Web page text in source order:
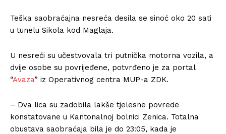
Teška saobraćajna nesreća desila se sinoć oko 20 sati
u tunelu Sikola kod Maglaja.
U nesreći su učestvovala tri putnička motorna vozila, a
dvije osobe su povrijeđene, potvrđeno je za portal
“Avaza” iz Operativnog centra MUP-a ZDK.
– Dva lica su zadobila lakše tjelesne povrede
konstatovane u Kantonalnoj bolnici Zenica. Totalna
obustava saobraćaja bila je do 23:05, kada je